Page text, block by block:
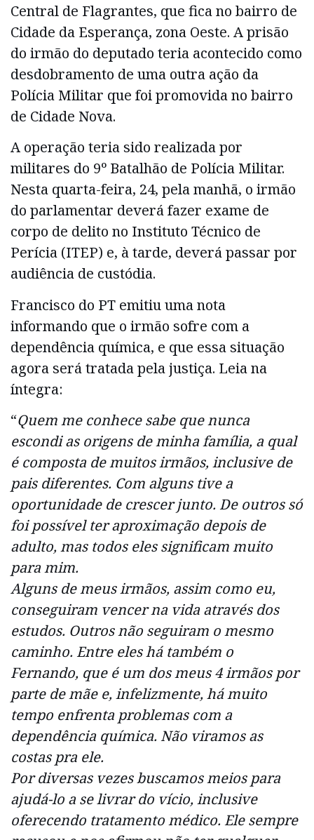
Central de Flagrantes, que fica no bairro de
Cidade da Esperança, zona Oeste. A prisão
do irmão do deputado teria acontecido como
desdobramento de uma outra ação da
Polícia Militar que foi promovida no bairro
de Cidade Nova.
A operação teria sido realizada por
militares do 9º Batalhão de Polícia Militar.
Nesta quarta-feira, 24, pela manhã, o irmão
do parlamentar deverá fazer exame de
corpo de delito no Instituto Técnico de
Perícia (ITEP) e, à tarde, deverá passar por
audiência de custódia.
Francisco do PT emitiu uma nota
informando que o irmão sofre com a
dependência química, e que essa situação
agora será tratada pela justiça. Leia na
íntegra:
“Quem me conhece sabe que nunca
escondi as origens de minha família, a qual
é composta de muitos irmãos, inclusive de
pais diferentes. Com alguns tive a
oportunidade de crescer junto. De outros só
foi possível ter aproximação depois de
adulto, mas todos eles significam muito
para mim.
Alguns de meus irmãos, assim como eu,
conseguiram vencer na vida através dos
estudos. Outros não seguiram o mesmo
caminho. Entre eles há também o
Fernando, que é um dos meus 4 irmãos por
parte de mãe e, infelizmente, há muito
tempo enfrenta problemas com a
dependência química. Não viramos as
costas pra ele.
Por diversas vezes buscamos meios para
ajudá-lo a se livrar do vício, inclusive
oferecendo tratamento médico. Ele sempre